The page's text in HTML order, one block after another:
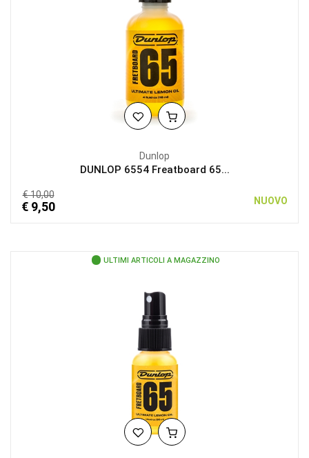
Dunlop
DUNLOP 6554 Freatboard 65...
€ 10,00
€ 9,50 NUOVO
ULTIMI ARTICOLI A MAGAZZINO